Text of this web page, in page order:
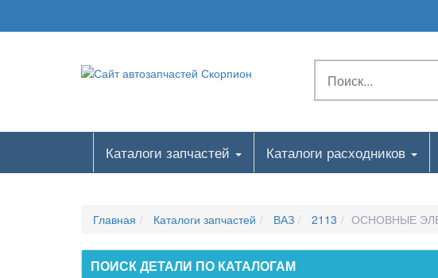
Каталоги запчастей Каталоги расходников
Главная Каталоги запчастей ВАЗ 2113 ОСНОВНЫЕ
ПОИСК ДЕТАЛИ ПО КАТАЛОГАМ